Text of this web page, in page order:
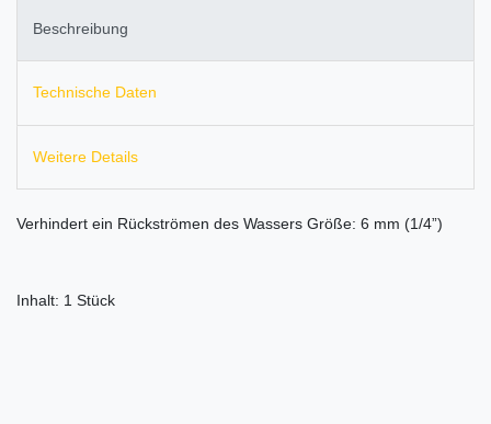
Beschreibung
Technische Daten
Weitere Details
Verhindert ein Rückströmen des Wassers Größe: 6 mm (1/4”)
Inhalt: 1 Stück